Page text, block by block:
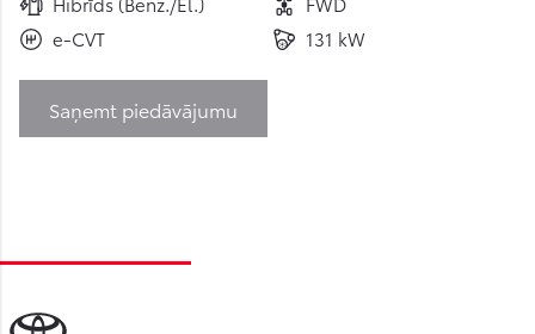
e-CVT
131 kW
Saņemt piedāvājumu